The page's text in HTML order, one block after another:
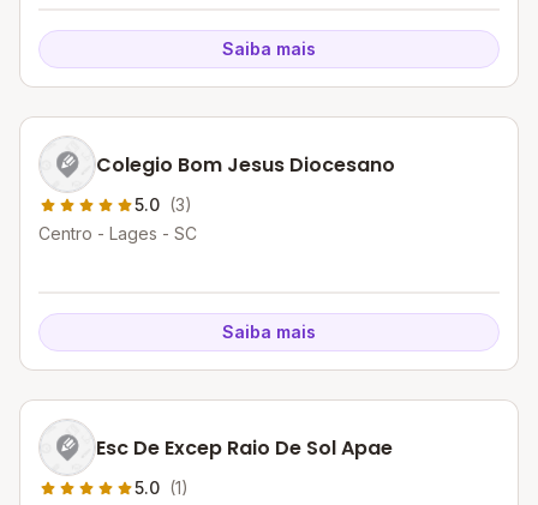
Saiba mais
Colegio Bom Jesus Diocesano
5.0 (3)
Centro - Lages - SC
Saiba mais
Esc De Excep Raio De Sol Apae
5.0 (1)